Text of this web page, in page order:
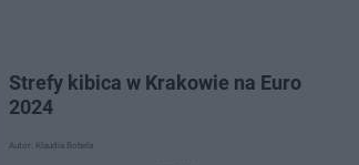
Strefy kibica w Krakowie na Euro
2024
Autor: Klaudia Bobela